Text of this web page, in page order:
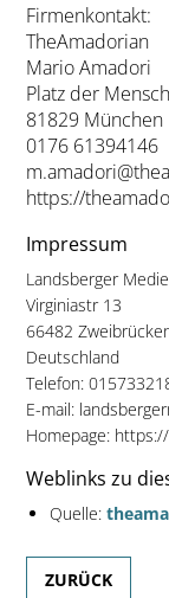
Firmenkontakt:
TheAmadorian
Mario Amadori
Platz der
81829 München
0176 61394146
https://
Impressum
Landsberger
Virginiastr 13
66482
Deutschland
Telefon:
E-mail:
Homepage:
Weblinks zu
Quelle:
ZURÜCK